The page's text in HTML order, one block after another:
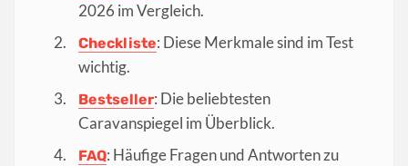
2026 im Vergleich.
Checkliste: Diese Merkmale sind im Test
wichtig.
Bestseller: Die beliebtesten
Caravanspiegel im Überblick.
FAQ: Häufige Fragen und Antworten zu